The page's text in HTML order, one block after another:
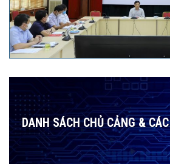
DANH SÁCH CHỦ CẢNG &